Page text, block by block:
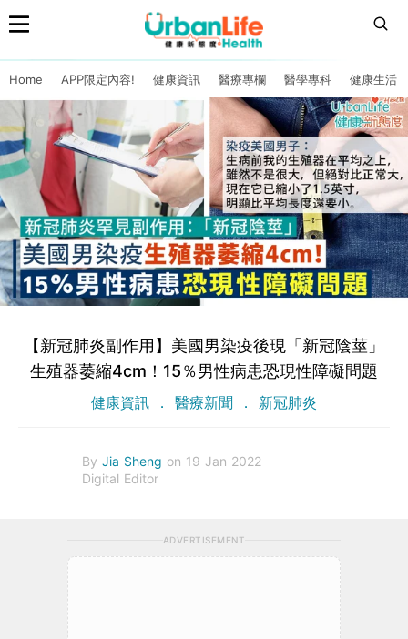
Home APP限定內容! 健康資訊 醫療專欄 醫學專科 健康生活
【新冠肺炎副作用】美國男染疫後現「新冠陰莖」
生殖器萎縮4cm！15％男性病患恐現性障礙問題
健康資訊 醫療新聞 新冠肺炎
By Jia Sheng on 19 Jan 2022
Digital Editor
ADVERTISEMENT